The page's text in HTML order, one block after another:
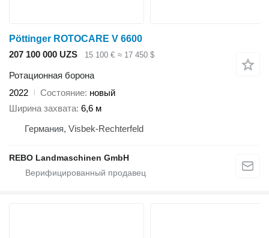
Pöttinger ROTOCARE V 6600
207 100 000 UZS
15 100 € ≈ 17 450 $
Ротационная борона
2022
Состояние новый
Ширина захвата 6,6 м
Германия, Visbek-Rechterfeld
REBO Landmaschinen GmbH